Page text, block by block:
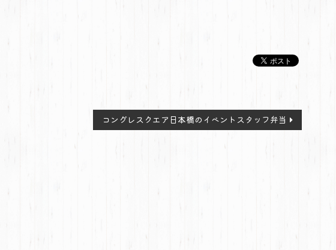
コングレスクエア日本橋のイベントスタッフ弁当